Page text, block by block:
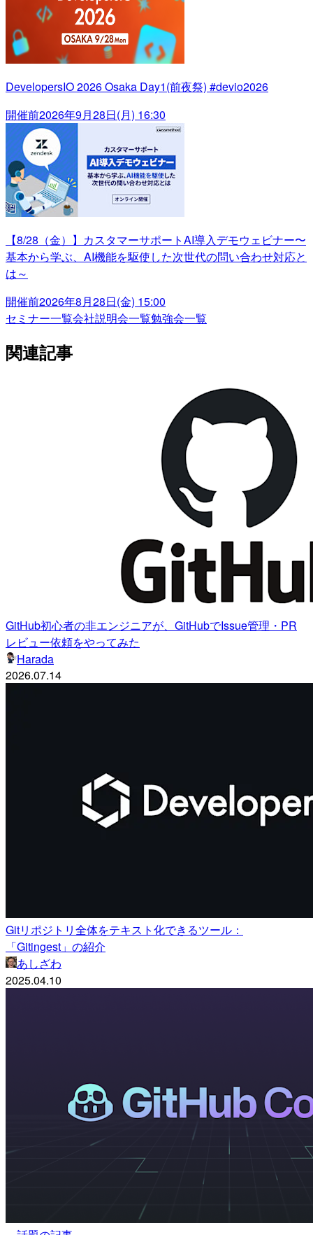
DevelopersIO 2026 Osaka Day1(前夜祭) #devio2026
開催前2026年9月28日(月) 16:30
【8/28（金）】カスタマーサポートAI導入デモウェビナー〜
基本から学ぶ、AI機能を駆使した次世代の問い合わせ対応と
は～
開催前2026年8月28日(金) 15:00
セミナー一覧会社説明会一覧勉強会一覧
関連記事
GitHub初心者の非エンジニアが、GitHubでIssue管理・PR
レビュー依頼をやってみた
Harada
2026.07.14
Gitリポジトリ全体をテキスト化できるツール：
「Gitingest」の紹介
あしざわ
2025.04.10